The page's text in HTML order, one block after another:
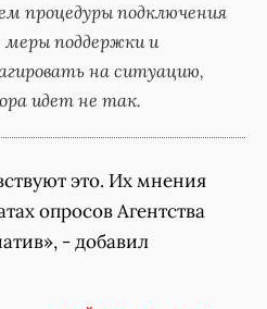
процедуры подключения
меры поддержки и
на ситуацию,
идет не так.
это. Их мнения
опросов Агентства
- добавил